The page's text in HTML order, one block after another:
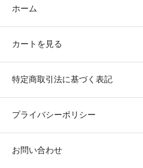
ホーム
カートを見る
特定商取引法に基づく表記
プライバシーポリシー
お問い合わせ